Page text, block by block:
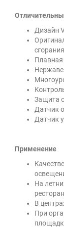
Дизайн
сгорания
Защита
Датчик
Датчик
Применение
На
В
При